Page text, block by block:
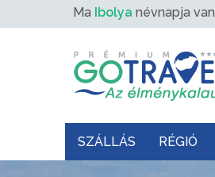
Ma Ibolya névnapja van
SZÁLLÁS RÉGIÓ